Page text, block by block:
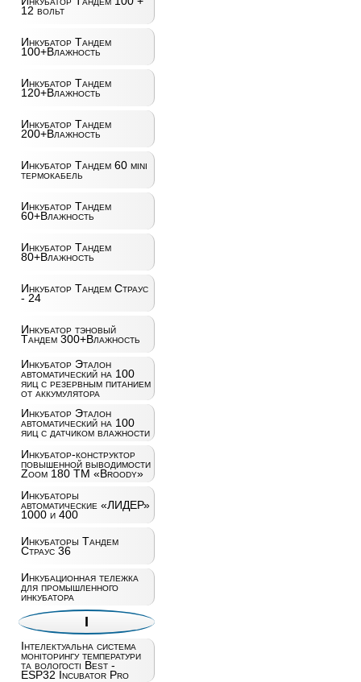
12 вольт
Инкубатор Тандем
100+Влажность
Инкубатор Тандем
120+Влажность
Инкубатор Тандем
200+Влажность
Инкубатор Тандем 60 mini
термокабель
Инкубатор Тандем
60+Влажность
Инкубатор Тандем
80+Влажность
Инкубатор Тандем Страус
- 24
Инкубатор тэновый
Тандем 300+Влажность
Инкубатор Эталон
автоматический на 100
яиц c резервным питанием
от аккумулятора
Инкубатор Эталон
автоматический на 100
яиц с датчиком влажности
Инкубатор-конструктор
повышенной выводимости
Zoom 180 ТМ «Broody»
Инкубаторы
автоматические «ЛИДЕР»
1000 и 400
Инкубаторы Тандем
Страус 36
Инкубационная тележка
для промышленного
инкубатора
І
Інтелектуальна система
моніторингу температури
та вологості Best -
ESP32 Incubator Pro